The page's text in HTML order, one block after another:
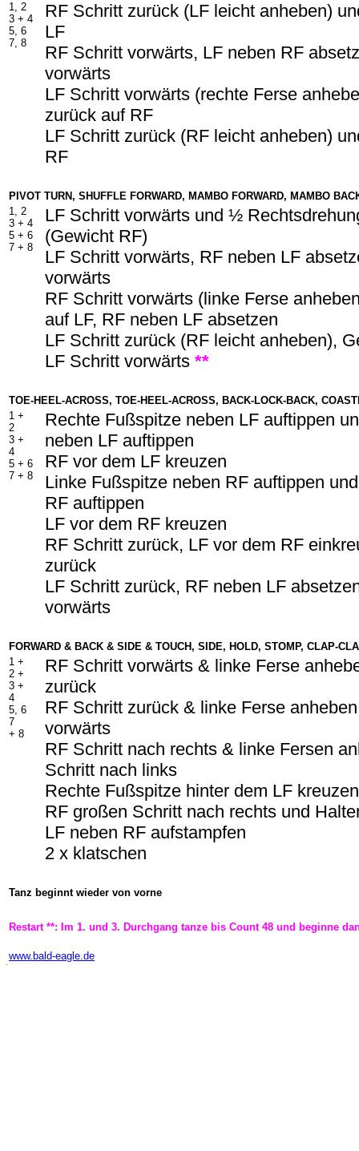
1, 2
3 + 4
5, 6
7, 8
RF Schritt zurück (LF leicht anheben)
LF
RF Schritt vorwärts, LF neben RF
vorwärts
LF Schritt vorwärts (rechte Ferse
zurück auf RF
LF Schritt zurück (RF leicht anheben)
RF
PIVOT TURN, SHUFFLE FORWARD, MAMBO FORWARD, MAMBO
1, 2
3 + 4
5 + 6
7 + 8
LF Schritt vorwärts und ½
(Gewicht RF)
LF Schritt vorwärts, RF neben LF
vorwärts
RF Schritt vorwärts (linke Ferse
auf LF, RF neben LF absetzen
LF Schritt zurück (RF leicht anheben),
LF Schritt vorwärts **
TOE-HEEL-ACROSS, TOE-HEEL-ACROSS, BACK-LOCK-BACK,
1 +
2
3 +
4
5 + 6
7 + 8
Rechte Fußspitze neben LF auftippen
neben LF auftippen
RF vor dem LF kreuzen
Linke Fußspitze neben RF auftippen
RF auftippen
LF vor dem RF kreuzen
RF Schritt zurück, LF vor dem RF
zurück
LF Schritt zurück, RF neben LF
vorwärts
FORWARD & BACK & SIDE & TOUCH, SIDE, HOLD, STOMP, CLAP-
1 +
2 +
3 +
4
5, 6
7
+ 8
RF Schritt vorwärts & linke Ferse
zurück
RF Schritt zurück & linke Ferse
vorwärts
RF Schritt nach rechts & linke Fersen
Schritt nach links
Rechte Fußspitze hinter dem LF
RF großen Schritt nach rechts und
LF neben RF aufstampfen
2 x klatschen
Tanz beginnt wieder von vorne
Restart **: Im 1. und 3. Durchgang tanze bis Count 48 und beginne
www.bald-eagle.de